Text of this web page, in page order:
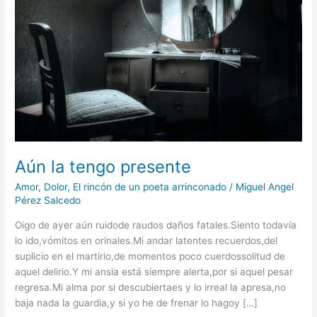
Aún la tengo presente
Amor, Dolor, El rincón de un poeta arrinconado / Miguel Angel
Pérez Salcedo
Oigo de ayer aún ruidode raudos daños fatales.Siento todavía
lo ido,vómitos en orinales.Mi andar latentes recuerdos,del
suplicio en el martirio,de momentos poco cuerdossolitud de
aquel delirio.Y mi ansia está siempre alerta,por si aquel pesar
regresa.Mi alma por si descubiertaes y lo irreal la apresa,no
baja nada la guardia,y si yo he de frenar lo hagoy […]